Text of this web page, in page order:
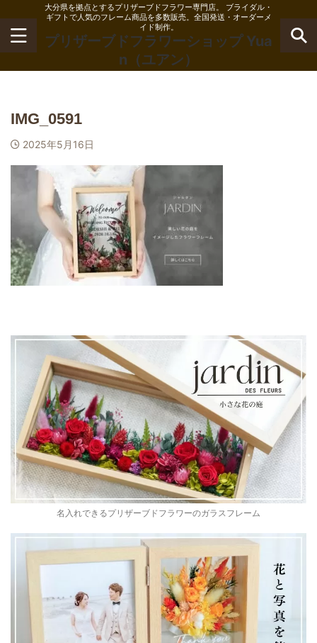
大分県を拠点とするプリザーブドフラワー専門店。 ブライダル・
ギフトで人気のフレーム商品を多数販売。全国発送・オーダーメ
イド制作。
プリザーブドフラワーショップ Yua
n（ユアン）
IMG_0591
2025年5月16日
名入れできるプリザーブドフラワーのガラスフレーム